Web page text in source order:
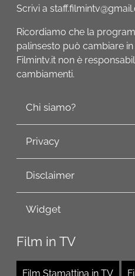
Scrivi a
Ricordiamo che la
palinsesto può cambiare
Filmintv.it non è
cambiamenti.
Chi siamo?
Privacy
Disclaimer
Widget
Film in TV
Film Stamattina in TV